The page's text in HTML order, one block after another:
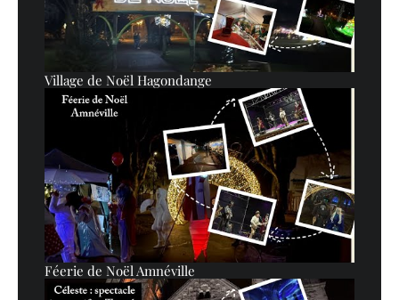
Village de Noël Hagondange
Féerie de Noël Amnéville